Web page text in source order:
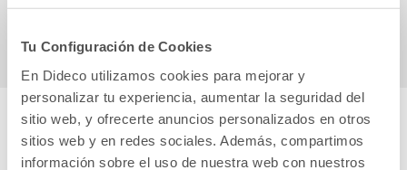
Tu Configuración de Cookies
En Dideco utilizamos cookies para mejorar y
personalizar tu experiencia, aumentar la seguridad del
sitio web, y ofrecerte anuncios personalizados en otros
sitios web y en redes sociales. Además, compartimos
información sobre el uso de nuestra web con nuestros
Cuéntanos tu opinión